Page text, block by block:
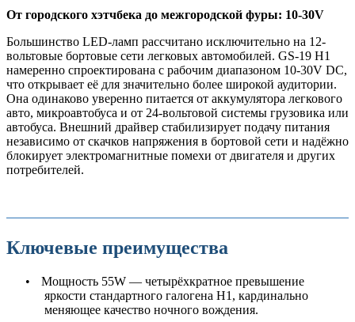
От городского хэтчбека до межгородской фуры: 10-30V
Большинство LED-ламп рассчитано исключительно на 12-
вольтовые бортовые сети легковых автомобилей. GS-19 H1
намеренно спроектирована с рабочим диапазоном 10-30V DC,
что открывает её для значительно более широкой аудитории.
Она одинаково уверенно питается от аккумулятора легкового
авто, микроавтобуса и от 24-вольтовой системы грузовика или
автобуса. Внешний драйвер стабилизирует подачу питания
независимо от скачков напряжения в бортовой сети и надёжно
блокирует электромагнитные помехи от двигателя и других
потребителей.
Ключевые преимущества
• Мощность 55W — четырёхкратное превышение
яркости стандартного галогена H1, кардинально
меняющее качество ночного вождения.